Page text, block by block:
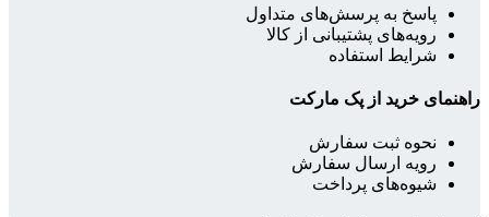
پاسخ به پرسش‌های متداول
رویه‌های پشتیبانی از کالا
شرایط استفاده
راهنمای خرید از پک مارکت
نحوه ثبت سفارش
رویه ارسال سفارش
شیوه‌های پرداخت